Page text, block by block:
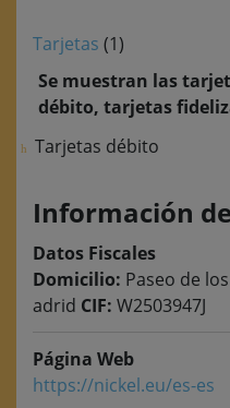
Tarjetas (1)
Se muestran las
débito, tarjetas
Tarjetas débito
Información
Datos Fiscales
Domicilio: Paseo de
adrid CIF: W2503947J
Página Web
https://nickel.eu/es-es